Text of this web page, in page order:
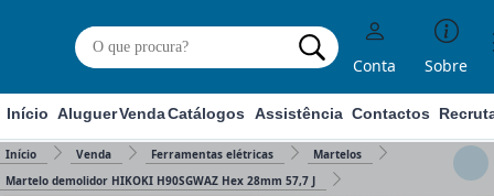
Conta Sobre
Início AluguerVendaCatálogos Assistência Contactos
Início Venda Ferramentas elétricas
Martelos
Martelo demolidor HIKOKI H90SGWAZ Hex 28mm 57,7 J